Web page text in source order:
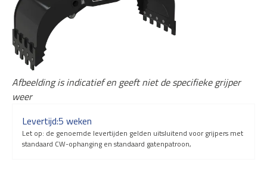
Afbeelding is indicatief en geeft niet de specifieke grijper
weer
Levertijd:5 weken
Let op: de genoemde levertijden gelden uitsluitend voor grijpers met
standaard CW-ophanging en standaard gatenpatroon,